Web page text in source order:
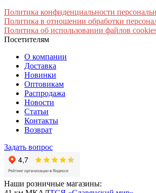
Политика конфиденциальности
Политика в отношении обработки
Политика об использовании файлов
Посетителям
О компании
Доставка
Новинки
Оптовикам
Распродажа
Новости
Статьи
Контакты
Возврат
Задать вопрос
Наши розничные магазины: